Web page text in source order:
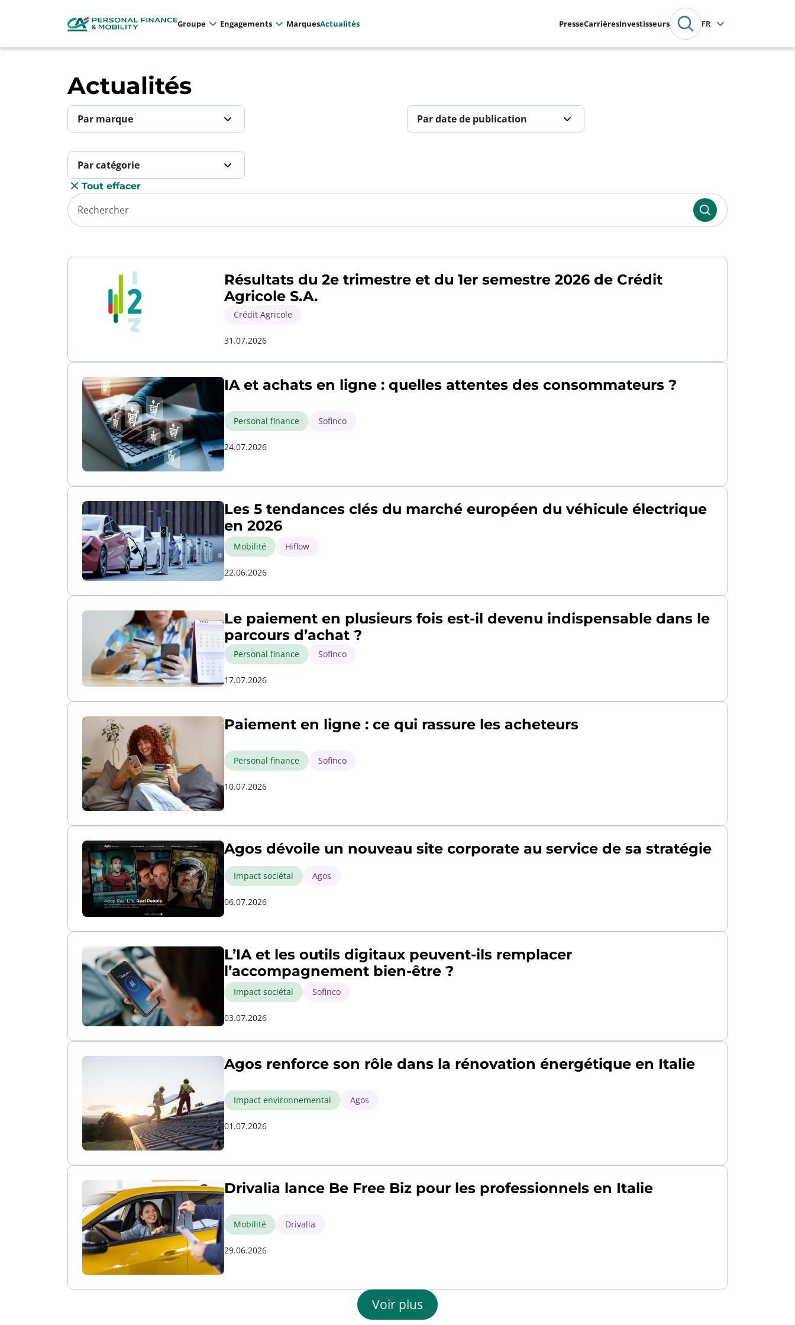
Allez au menu principal
Allez au contenu
Allez au pied de page
Groupe Engagements MarquesActualités PresseCarrièresInvestisseurs Français
Actualités
Par marque Par date de publication
Par catégorie
Tout effacer
Résultats du 2e trimestre et du 1er semestre 2026 de Crédit
Agricole S.A.
Crédit Agricole
31.07.2026
IA et achats en ligne : quelles attentes des consommateurs ?
Personal finance Sofinco
24.07.2026
Les 5 tendances clés du marché européen du véhicule électrique
en 2026
Mobilité Hiflow
22.06.2026
Le paiement en plusieurs fois est-il devenu indispensable dans le
parcours d’achat ?
Personal finance Sofinco
17.07.2026
Paiement en ligne : ce qui rassure les acheteurs
Personal finance Sofinco
10.07.2026
Agos dévoile un nouveau site corporate au service de sa stratégie
Impact sociétal Agos
06.07.2026
L’IA et les outils digitaux peuvent-ils remplacer
l’accompagnement bien-être ?
Impact sociétal Sofinco
03.07.2026
Agos renforce son rôle dans la rénovation énergétique en Italie
Impact environnemental Agos
01.07.2026
Drivalia lance Be Free Biz pour les professionnels en Italie
Mobilité Drivalia
29.06.2026
Voir plus